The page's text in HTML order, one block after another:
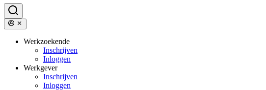
Werkzoekende
Inschrijven
Inloggen
Werkgever
Inschrijven
Inloggen